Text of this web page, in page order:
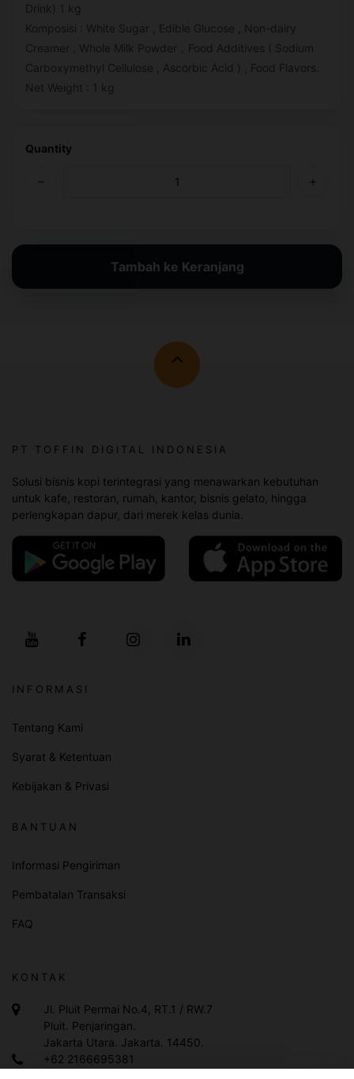
Drink) 1 kg
Komposisi : White Sugar , Edible Glucose , Non-dairy
Creamer , Whole Milk Powder，Food Additives ( Sodium
Carboxymethyl Cellulose , Ascorbic Acid ) , Food Flavors.
Net Weight : 1 kg
Quantity
Tambah ke Keranjang
PT TOFFIN DIGITAL INDONESIA
Solusi bisnis kopi terintegrasi yang menawarkan kebutuhan
untuk kafe, restoran, rumah, kantor, bisnis gelato, hingga
perlengkapan dapur, dari merek kelas dunia.
INFORMASI
Tentang Kami
Syarat & Ketentuan
Kebijakan & Privasi
BANTUAN
Informasi Pengiriman
Pembatalan Transaksi
FAQ
KONTAK
Jl. Pluit Permai No.4, RT.1 / RW.7
Pluit. Penjaringan.
Jakarta Utara. Jakarta. 14450.
+62 2166695381